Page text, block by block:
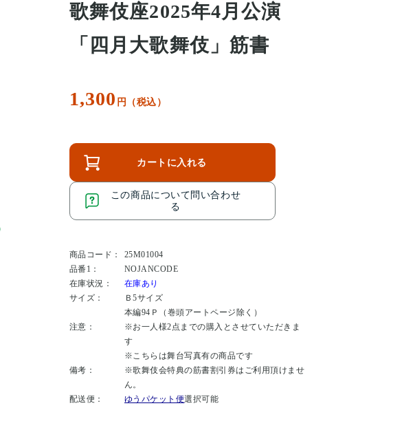
歌舞伎座2025年4月公演
「四月大歌舞伎」筋書
1,300 円（税込）
カートに入れる
この商品について問い合わせ
る
商品コード：
25M01004
品番1：
NOJANCODE
在庫状況：
在庫あり
サイズ：
Ｂ5サイズ
本編94Ｐ（巻頭アートページ除く）
注意：
※お一人様2点までの購入とさせていただきま
す
※こちらは舞台写真有の商品です
備考：
※歌舞伎会特典の筋書割引券はご利用頂けませ
ん。
配送便：
ゆうパケット便選択可能